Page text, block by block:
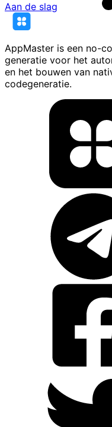
Aan de slag
AppMaster is een no-
generatie voor het
en het bouwen van
codegeneratie.